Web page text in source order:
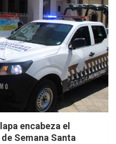
encabeza el
Semana Santa